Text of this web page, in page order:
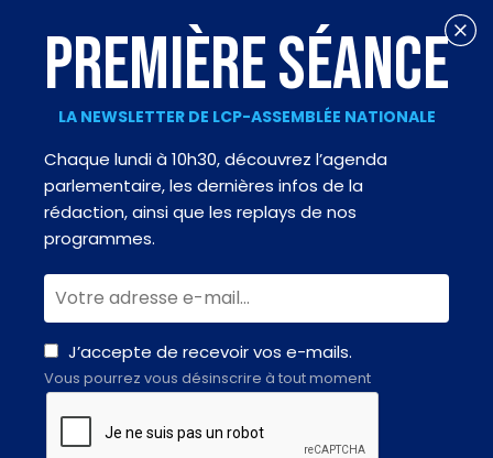
PREMIÈRE SÉANCE
LA NEWSLETTER DE LCP-ASSEMBLÉE NATIONALE
Chaque lundi à 10h30, découvrez l’agenda
parlementaire, les dernières infos de la
rédaction, ainsi que les replays de nos
programmes.
J’accepte de recevoir vos e-mails.
Vous pourrez vous désinscrire à tout moment